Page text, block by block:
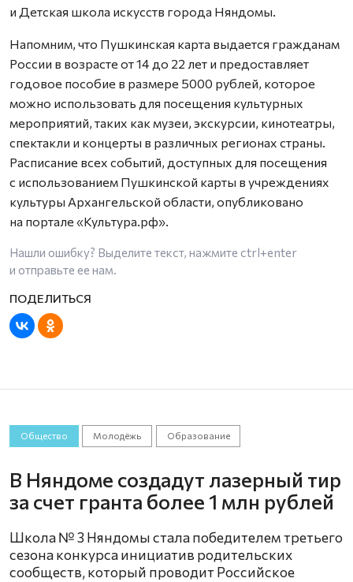
и Детская школа искусств города Няндомы.
Напомним, что Пушкинская карта выдается гражданам
России в возрасте от 14 до 22 лет и предоставляет
годовое пособие в размере 5000 рублей, которое
можно использовать для посещения культурных
мероприятий, таких как музеи, экскурсии, кинотеатры,
спектакли и концерты в различных регионах страны.
Расписание всех событий, доступных для посещения
с использованием Пушкинской карты в учреждениях
культуры Архангельской области, опубликовано
на портале «Культура.рф».
Нашли ошибку? Выделите текст, нажмите ctrl+enter
и отправьте ее нам.
Общество Молодёжь Образование
В Няндоме создадут лазерный тир
за счет гранта более 1 млн рублей
Школа № 3 Няндомы стала победителем третьего
сезона конкурса инициатив родительских
сообществ, который проводит Российское